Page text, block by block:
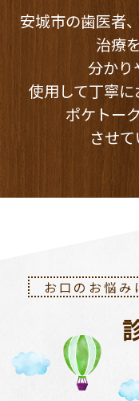
安城市の歯医者
治療
分かり
使用して丁寧に
ポケトー
させ
お口のお悩み